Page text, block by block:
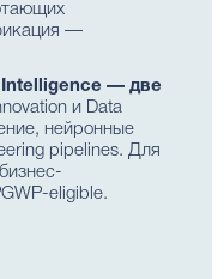
—
— две
и Data
нейронные
pipelines. Для
eligible.